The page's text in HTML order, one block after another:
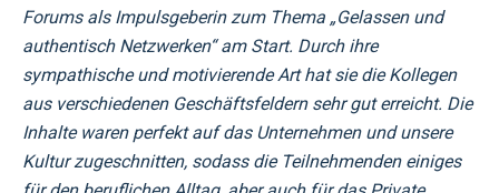
Forums als Impulsgeberin zum Thema „Gelassen und
authentisch Netzwerken“ am Start. Durch ihre
sympathische und motivierende Art hat sie die Kollegen
aus verschiedenen Geschäftsfeldern sehr gut erreicht. Die
Inhalte waren perfekt auf das Unternehmen und unsere
Kultur zugeschnitten, sodass die Teilnehmenden einiges